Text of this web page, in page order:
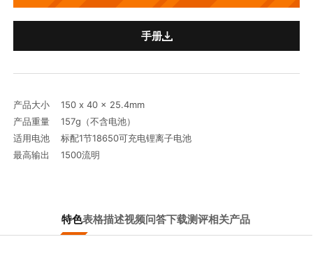
手册
产品大小 150 x 40 x 25.4mm
产品重量 157g（不含电池）
适用电池 标配1节18650可充电锂离子电池
最高输出 1500流明
特色表格描述视频问答下载测评相关产品